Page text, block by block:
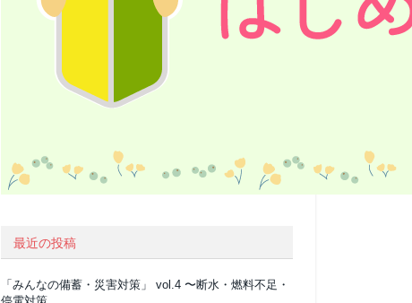
最近の投稿
「みんなの備蓄・災害対策」 vol.4 〜断水・燃料不足・